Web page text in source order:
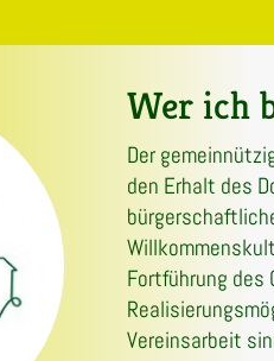
Wer ich
Der
den Erhalt des
Fortführung des
Vereinsarbeit